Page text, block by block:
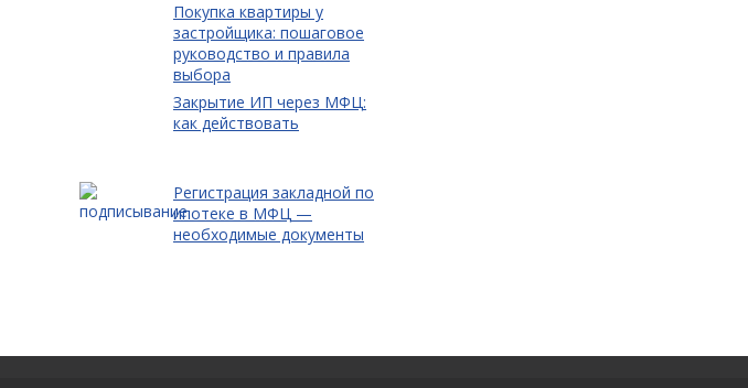
Покупка квартиры у
застройщика: пошаговое
руководство и правила
выбора
Закрытие ИП через МФЦ:
как действовать
Регистрация закладной по
ипотеке в МФЦ —
необходимые документы